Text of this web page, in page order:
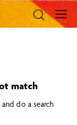
match
do a search